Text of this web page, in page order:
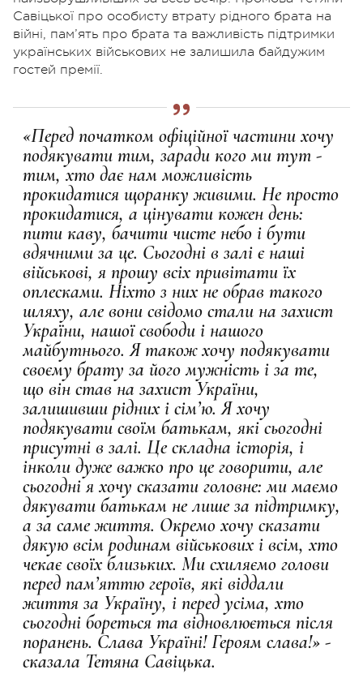
Савіцької про особисту втрату рідного брата на
війні, пам’ять про брата та важливість підтримки
українських військових не залишила байдужим
гостей премії.
«Перед початком офіційної частини хочу
подякувати тим, заради кого ми тут -
тим, хто дає нам можливість
прокидатися щоранку живими. Не просто
прокидатися, а цінувати кожен день:
пити каву, бачити чисте небо і бути
вдячними за це. Сьогодні в залі є наші
військові, я прошу всіх привітати їх
оплесками. Ніхто з них не обрав такого
шляху, але вони свідомо стали на захист
України, нашої свободи і нашого
майбутнього. Я також хочу подякувати
своєму брату за його мужність і за те,
що він став на захист України,
залишивши рідних і сім’ю. Я хочу
подякувати своїм батькам, які сьогодні
присутні в залі. Це складна історія, і
інколи дуже важко про це говорити, але
сьогодні я хочу сказати головне: ми маємо
дякувати батькам не лише за підтримку,
а за саме життя. Окремо хочу сказати
дякую всім родинам військових і всім, хто
чекає своїх близьких. Ми схиляємо голови
перед пам’яттю героїв, які віддали
життя за Україну, і перед усіма, хто
сьогодні бореться та відновлюється після
поранень. Слава Україні! Героям слава!» -
сказала Тетяна Савіцька.